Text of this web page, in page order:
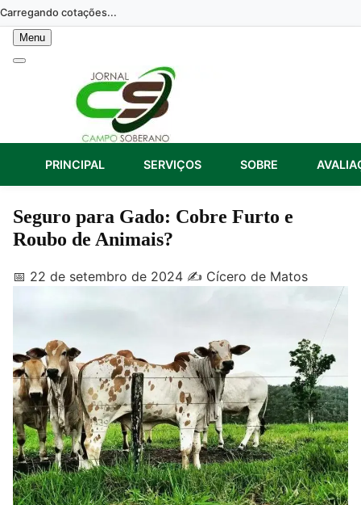
Skip
to
content
Carregando cotações...
Menu
PRINCIPAL SERVIÇOS SOBRE
Seguro para Gado: Cobre Furto e
Roubo de Animais?
📅 22 de setembro de 2024 ✍️ Cícero de Matos